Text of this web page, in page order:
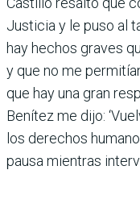
Justicia y le puso al
hay hechos graves
y que no me
que hay una gran
Benítez me dijo:
los derechos
pausa mientras